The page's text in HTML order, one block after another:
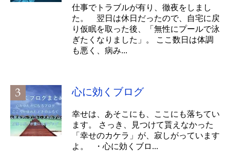
仕事でトラブルが有り、徹夜をしまし
た。 翌日は休日だったので、自宅に戻
り仮眠を取った後、「無性にプールで泳
ぎたくなりました」。 ここ数日は体調
も悪く、病み...
心に効くブログ
幸せは、あそこにも、ここにも落ちてい
ます。 さっき、見つけて貰えなかった
「幸せのカケラ」が、寂しがっています
よ。 ・心に効くブロ...